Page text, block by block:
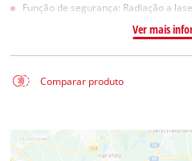
Função de segurança: Radiação a
Ver mais
Comparar produto